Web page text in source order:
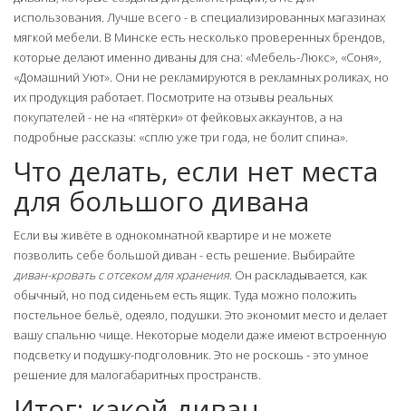
использования. Лучше всего - в специализированных магазинах
мягкой мебели. В Минске есть несколько проверенных брендов,
которые делают именно диваны для сна: «Мебель-Люкс», «Соня»,
«Домашний Уют». Они не рекламируются в рекламных роликах, но
их продукция работает. Посмотрите на отзывы реальных
покупателей - не на «пятёрки» от фейковых аккаунтов, а на
подробные рассказы: «сплю уже три года, не болит спина».
Что делать, если нет места
для большого дивана
Если вы живёте в однокомнатной квартире и не можете
позволить себе большой диван - есть решение. Выбирайте
диван-кровать с отсеком для хранения. Он раскладывается, как
обычный, но под сиденьем есть ящик. Туда можно положить
постельное бельё, одеяло, подушки. Это экономит место и делает
вашу спальню чище. Некоторые модели даже имеют встроенную
подсветку и подушку-подголовник. Это не роскошь - это умное
решение для малогабаритных пространств.